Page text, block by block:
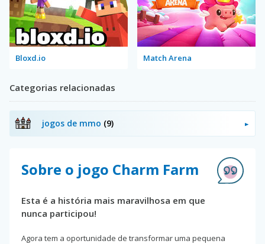
Bloxd.io Match Arena
Categorias relacionadas
jogos de mmo (9)
Sobre o jogo Charm Farm
Esta é a história mais maravilhosa em que
nunca participou!
Agora tem a oportunidade de transformar uma pequena